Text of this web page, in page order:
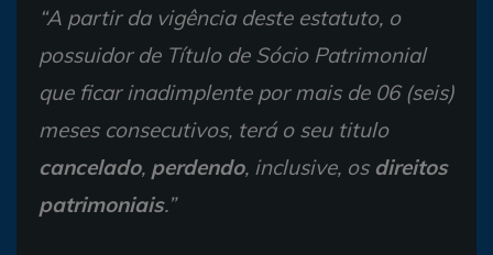
“A partir da vigência deste estatuto, o
possuidor de Título de Sócio Patrimonial
que ficar inadimplente por mais de 06 (seis)
meses consecutivos, terá o seu titulo
cancelado, perdendo, inclusive, os direitos
patrimoniais.”